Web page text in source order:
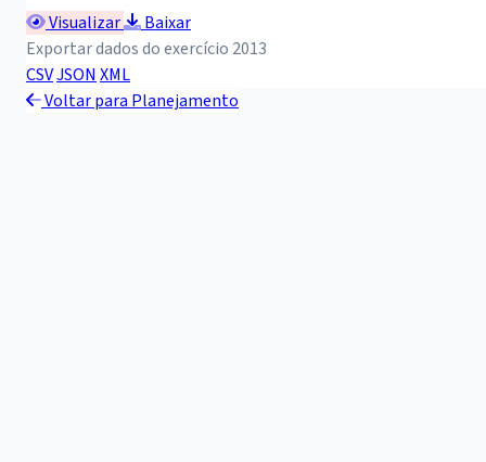
Visualizar
Baixar
Exportar dados do exercício 2013
CSVJSON XML
Voltar para Planejamento